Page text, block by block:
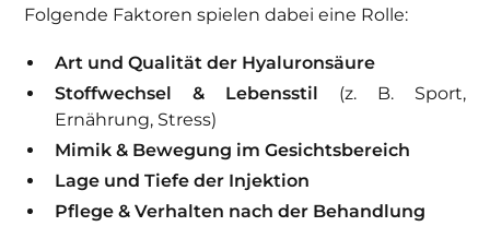
Folgende Faktoren spielen dabei eine Rolle:
Art und Qualität der Hyaluronsäure
Stoffwechsel & Lebensstil (z. B. Sport,
Ernährung, Stress)
Mimik & Bewegung im Gesichtsbereich
Lage und Tiefe der Injektion
Pflege & Verhalten nach der Behandlung